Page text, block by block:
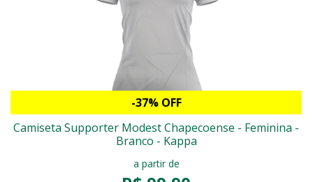
-37% OFF
Camiseta Supporter Modest Chapecoense - Feminina -
Branco - Kappa
a partir de